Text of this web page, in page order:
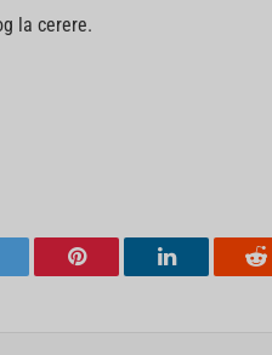
la cerere.
Pinterest LinkedIn